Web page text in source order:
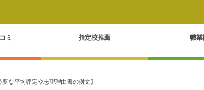
ミ 指定校推薦 職業
な平均評定や志望理由書の例文】